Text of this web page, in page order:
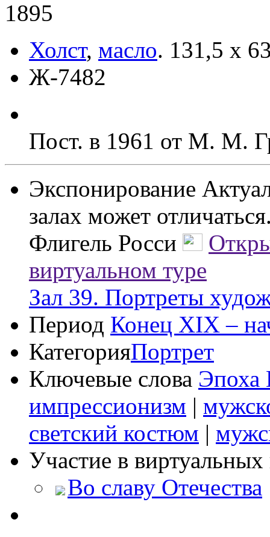
1895
Холст, масло. 131,5 х
Ж-7482
Пост. в 1961 от М. М.
Экспонирование
залах может
Флигель Росси
виртуальном туре
Зал 39. Портреты
Период Конец XIX –
КатегорияПортрет
Ключевые слова Эпоха
импрессионизм |
светский костюм |
Участие в
Во славу Отечества